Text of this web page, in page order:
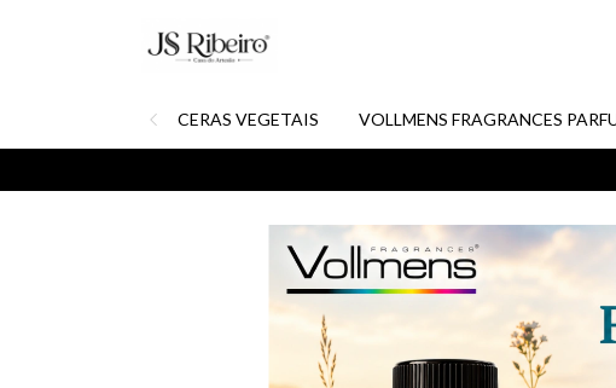
CERAS VEGETAIS VOLLMENS FRAGRANCES